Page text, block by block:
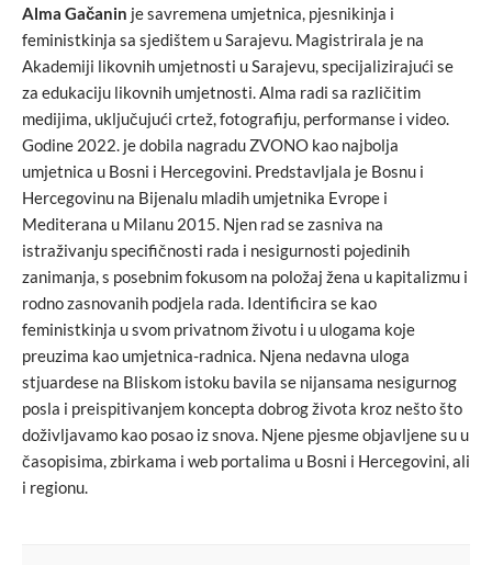
Alma Gačanin je savremena umjetnica, pjesnikinja i
feministkinja sa sjedištem u Sarajevu. Magistrirala je na
Akademiji likovnih umjetnosti u Sarajevu, specijalizirajući se
za edukaciju likovnih umjetnosti. Alma radi sa različitim
medijima, uključujući crtež, fotografiju, performanse i video.
Godine 2022. je dobila nagradu ZVONO kao najbolja
umjetnica u Bosni i Hercegovini. Predstavljala je Bosnu i
Hercegovinu na Bijenalu mladih umjetnika Evrope i
Mediterana u Milanu 2015. Njen rad se zasniva na
istraživanju specifičnosti rada i nesigurnosti pojedinih
zanimanja, s posebnim fokusom na položaj žena u kapitalizmu i
rodno zasnovanih podjela rada. Identificira se kao
feministkinja u svom privatnom životu i u ulogama koje
preuzima kao umjetnica-radnica. Njena nedavna uloga
stjuardese na Bliskom istoku bavila se nijansama nesigurnog
posla i preispitivanjem koncepta dobrog života kroz nešto što
doživljavamo kao posao iz snova. Njene pjesme objavljene su u
časopisima, zbirkama i web portalima u Bosni i Hercegovini, ali
i regionu.